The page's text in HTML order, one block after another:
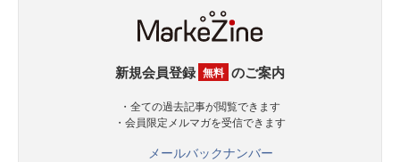
新規会員登録 無料 のご案内
・全ての過去記事が閲覧できます
・会員限定メルマガを受信できます
メールバックナンバー